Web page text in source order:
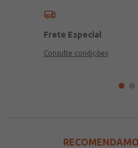
Frete Especial
Consulte condições